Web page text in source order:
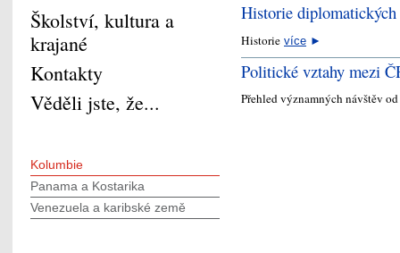
Historie
Historie více ►
Politické vztahy mezi
Přehled významných návštěv
Školství, kultura a
krajané
Kontakty
Věděli jste, že...
Kolumbie
Panama a Kostarika
Venezuela a karibské země